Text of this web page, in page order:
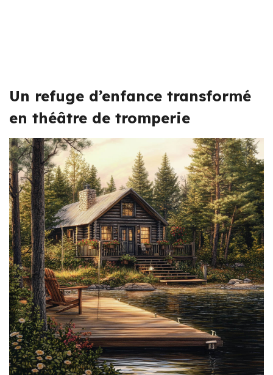
Un refuge d’enfance transformé
en théâtre de tromperie